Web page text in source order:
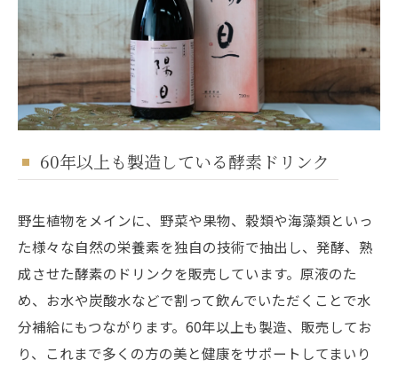
60年以上も製造している酵素ドリンク
野生植物をメインに、野菜や果物、穀類や海藻類といっ
た様々な自然の栄養素を独自の技術で抽出し、発酵、熟
成させた酵素のドリンクを販売しています。原液のた
め、お水や炭酸水などで割って飲んでいただくことで水
分補給にもつながります。60年以上も製造、販売してお
り、これまで多くの方の美と健康をサポートしてまいり